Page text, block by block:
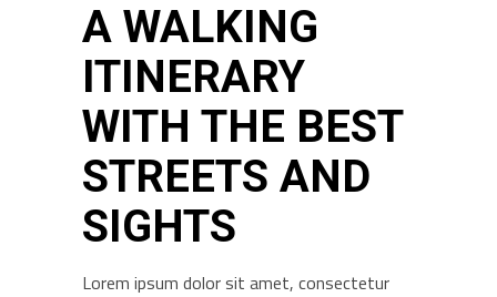
A WALKING
ITINERARY
WITH THE BEST
STREETS AND
SIGHTS
Lorem ipsum dolor sit amet, consectetur